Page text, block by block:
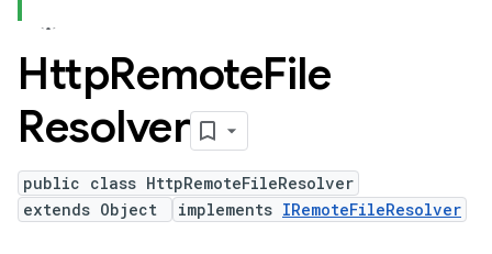
HttpRemoteFile
Resolver
public class HttpRemoteFileResolver
extends Object
implements IRemoteFileResolver